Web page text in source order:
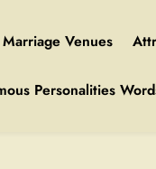
Marriage Venues
Personalities